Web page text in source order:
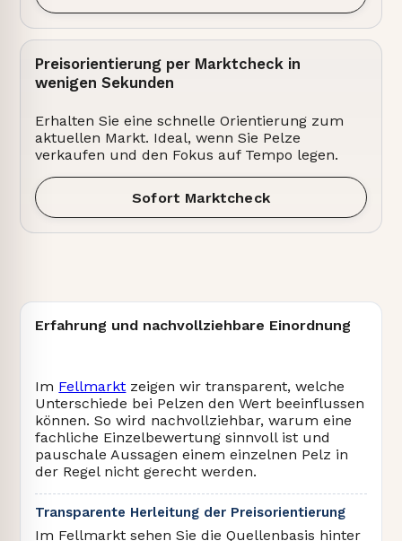
Preisorientierung per Marktcheck in
wenigen Sekunden
Erhalten Sie eine schnelle Orientierung zum
aktuellen Markt. Ideal, wenn Sie Pelze
verkaufen und den Fokus auf Tempo legen.
Sofort Marktcheck
Erfahrung und nachvollziehbare Einordnung
Im Fellmarkt zeigen wir transparent, welche
Unterschiede bei Pelzen den Wert beeinflussen
können. So wird nachvollziehbar, warum eine
fachliche Einzelbewertung sinnvoll ist und
pauschale Aussagen einem einzelnen Pelz in
der Regel nicht gerecht werden.
Transparente Herleitung der Preisorientierung
Im Fellmarkt sehen Sie die Quellenbasis hinter